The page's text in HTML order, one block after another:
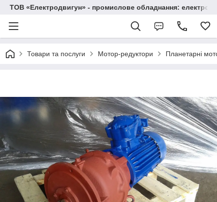
ТОВ «Електродвигун» - промислове обладнання:
Товари та послуги Мотор-редуктори Планетарні